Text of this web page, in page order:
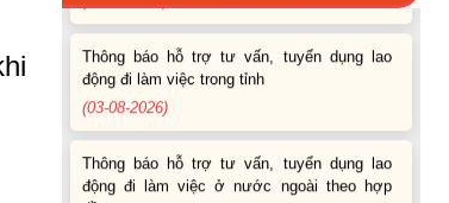
Thông báo hỗ trợ tư vấn, tuyển dụng lao
động đi làm việc trong tỉnh
(03-08-2026)
Thông báo hỗ trợ tư vấn, tuyển dụng lao
động đi làm việc ở nước ngoài theo hợp
đồng